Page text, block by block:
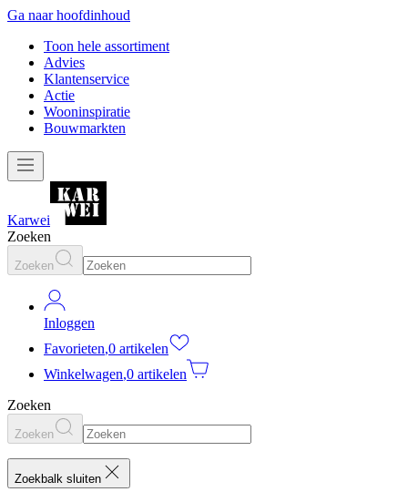
Ga naar hoofdinhoud
Toon hele assortiment
Advies
Klantenservice
Actie
Wooninspiratie
Bouwmarkten
Karwei
Zoeken
Zoeken
Inloggen
Favorieten,0 artikelen
Winkelwagen,0 artikelen
Zoeken
Zoeken
Zoekbalk sluiten